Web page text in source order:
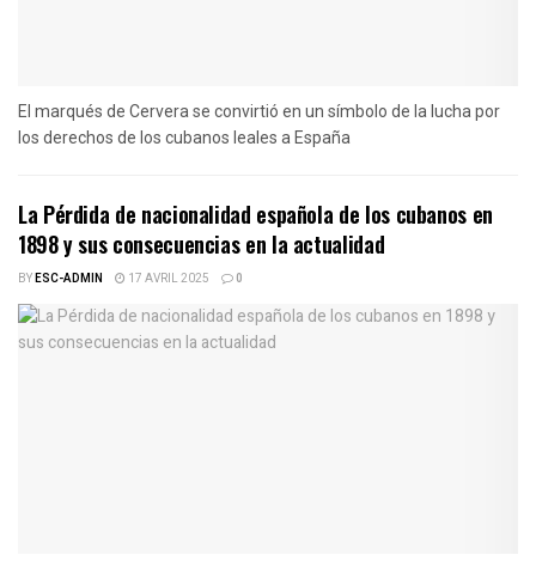
El marqués de Cervera se convirtió en un símbolo de la lucha por
los derechos de los cubanos leales a España
La Pérdida de nacionalidad española de los cubanos en
1898 y sus consecuencias en la actualidad
BYESC-ADMIN 17 AVRIL 2025 0